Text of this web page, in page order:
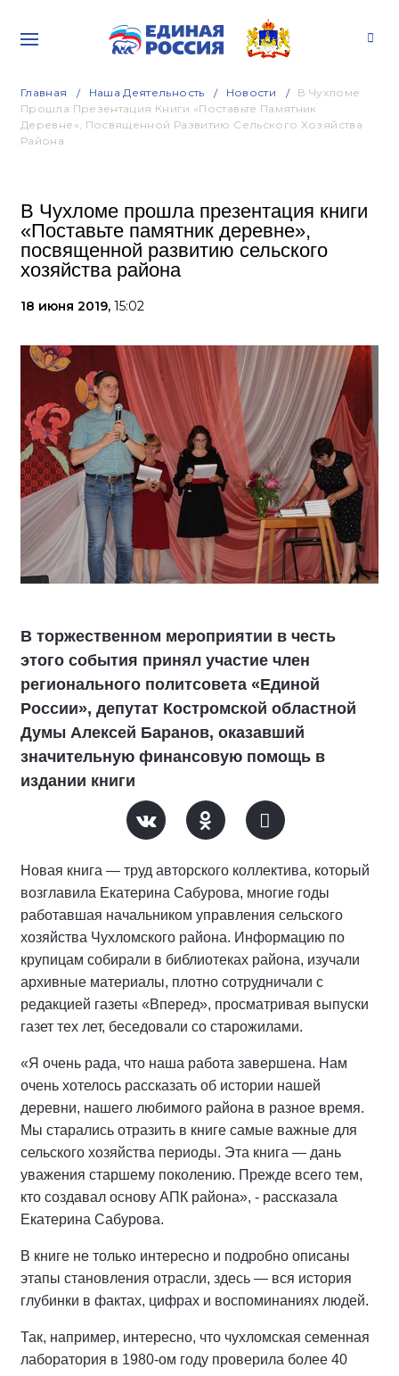
Главная Наша Деятельность Новости
В Чухломе
Прошла Презентация Книги «Поставьте Памятник
Деревне», Посвященной Развитию Сельского Хозяйства
Района
В Чухломе прошла презентация книги
«Поставьте памятник деревне»,
посвященной развитию сельского
хозяйства района
18 июня 2019, 15:02
В торжественном мероприятии в честь
этого события принял участие член
регионального политсовета «Единой
России», депутат Костромской областной
Думы Алексей Баранов, оказавший
значительную финансовую помощь в
издании книги
Новая книга — труд авторского коллектива, который
возглавила Екатерина Сабурова, многие годы
работавшая начальником управления сельского
хозяйства Чухломского района. Информацию по
крупицам собирали в библиотеках района, изучали
архивные материалы, плотно сотрудничали с
редакцией газеты «Вперед», просматривая выпуски
газет тех лет, беседовали со старожилами.
«Я очень рада, что наша работа завершена. Нам
очень хотелось рассказать об истории нашей
деревни, нашего любимого района в разное время.
Мы старались отразить в книге самые важные для
сельского хозяйства периоды. Эта книга — дань
уважения старшему поколению. Прежде всего тем,
кто создавал основу АПК района», - рассказала
Екатерина Сабурова.
В книге не только интересно и подробно описаны
этапы становления отрасли, здесь — вся история
глубинки в фактах, цифрах и воспоминаниях людей.
Так, например, интересно, что чухломская семенная
лаборатория в 1980-ом году проверила более 40